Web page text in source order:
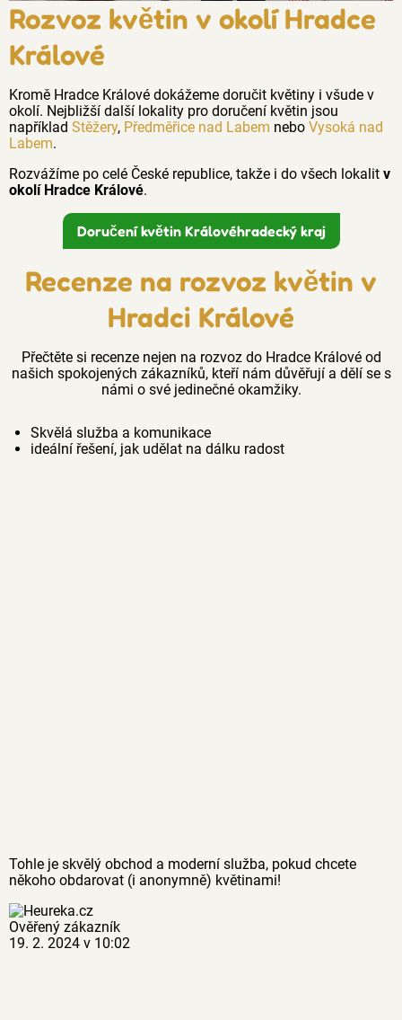
Rozvoz květin v okolí Hradce
Králové
Kromě Hradce Králové dokážeme doručit květiny i všude v
okolí. Nejbližší další lokality pro doručení květin jsou
například Stěžery, Předměřice nad Labem nebo Vysoká nad
Labem.
Rozvážíme po celé České republice, takže i do všech lokalit v
okolí Hradce Králové.
Doručení květin Královéhradecký kraj
Recenze na rozvoz květin v
Hradci Králové
Přečtěte si recenze nejen na rozvoz do Hradce Králové od
našich spokojených zákazníků, kteří nám důvěřují a dělí se s
námi o své jedinečné okamžiky.
Skvělá služba a komunikace
ideální řešení, jak udělat na dálku radost
Tohle je skvělý obchod a moderní služba, pokud chcete
někoho obdarovat (i anonymně) květinami!
Ověřený zákazník
19. 2. 2024 v 10:02